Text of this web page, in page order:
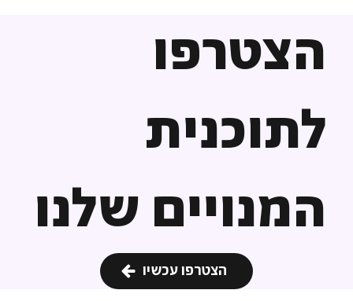
הצטרפו
לתוכנית
המנויים שלנו
הצטרפו עכשיו